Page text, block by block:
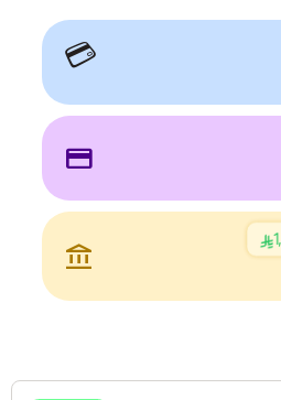
💳
payment
account_balance